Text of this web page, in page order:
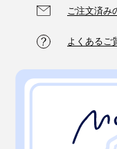
く、心地よく筋肉
さぁ、『指圧らく
ご注文済み
よくあるご